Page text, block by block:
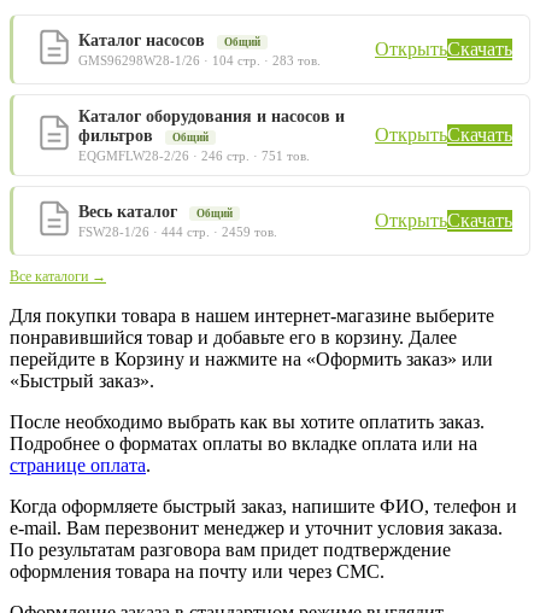
Каталог насосов Общий
GMS96298W28-1/26 · 104 стр. · 283 тов.
ОткрытьСкачать
Каталог оборудования и насосов и
фильтров
Общий
EQGMFLW28-2/26 · 246 стр. · 751 тов.
ОткрытьСкачать
Весь каталог Общий
FSW28-1/26 · 444 стр. · 2459 тов.
ОткрытьСкачать
Все каталоги →
Для покупки товара в нашем интернет-магазине выберите
понравившийся товар и добавьте его в корзину. Далее
перейдите в Корзину и нажмите на «Оформить заказ» или
«Быстрый заказ».
После необходимо выбрать как вы хотите оплатить заказ.
Подробнее о форматах оплаты во вкладке оплата или на
странице оплата.
Когда оформляете быстрый заказ, напишите ФИО, телефон и
e-mail. Вам перезвонит менеджер и уточнит условия заказа.
По результатам разговора вам придет подтверждение
оформления товара на почту или через СМС.